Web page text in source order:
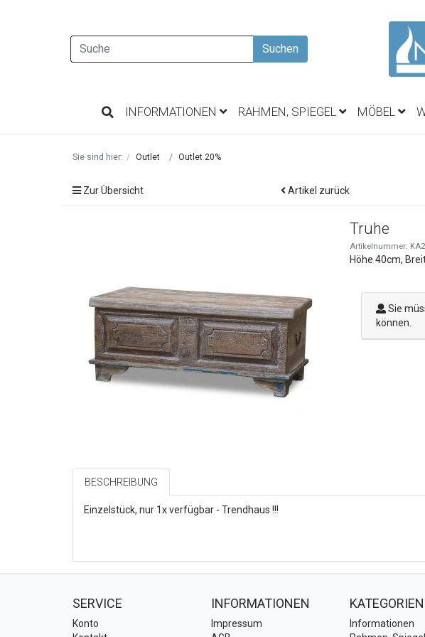
Suchen
INFORMATIONEN RAHMEN, SPIEGEL MÖBEL
Sie sind hier: Outlet Outlet 20%
Zur Übersicht Artikel zurück
Truhe
Artikelnummer:
Höhe 40cm,
Sie
können.
BESCHREIBUNG
Einzelstück, nur 1x verfügbar - Trendhaus !!!
SERVICE
Konto
INFORMATIONEN
Impressum
KATEGORIEN
Informationen